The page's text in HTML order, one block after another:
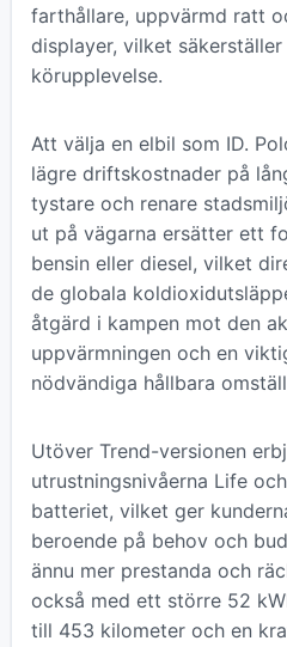
farthållare, uppvärmd ratt
displayer, vilket
körupplevelse.
Att välja en elbil som ID.
lägre driftskostnader på
tystare och renare
ut på vägarna ersätter ett
bensin eller diesel, vilket
de globala
åtgärd i kampen mot den
uppvärmningen och en
nödvändiga hållbara
Utöver Trend-versionen
utrustningsnivåerna Life
batteriet, vilket ger
beroende på behov och
ännu mer prestanda och
också med ett större 52
till 453 kilometer och en